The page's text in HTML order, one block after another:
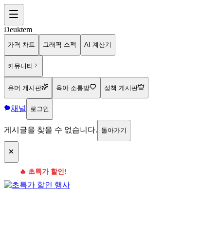
Deuktem
가격 차트 그래픽 스펙 AI 계산기
커뮤니티
유머 게시판 육아 소통방 정책 게시판
채널 로그인
게시글을 찾을 수 없습니다. 돌아가기
🔥 초특가 할인!